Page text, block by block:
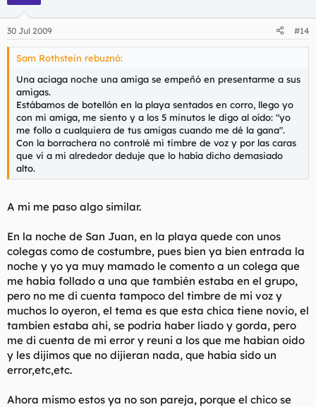
30 Jul 2009 #14
Sam Rothstein rebuznó:
Una aciaga noche una amiga se empeñó en presentarme a sus
amigas.
Estábamos de botellón en la playa sentados en corro, llego yo
con mi amiga, me siento y a los 5 minutos le digo al oído: "yo
me follo a cualquiera de tus amigas cuando me dé la gana".
Con la borrachera no controlé mi timbre de voz y por las caras
que vi a mi alrededor deduje que lo había dicho demasiado
alto.
A mi me paso algo similar.
En la noche de San Juan, en la playa quede con unos
colegas como de costumbre, pues bien ya bien entrada la
noche y yo ya muy mamado le comento a un colega que
me habia follado a una que también estaba en el grupo,
pero no me di cuenta tampoco del timbre de mi voz y
muchos lo oyeron, el tema es que esta chica tiene novio, el
tambien estaba ahi, se podria haber liado y gorda, pero
me di cuenta de mi error y reuni a los que me habian oido
y les dijimos que no dijieran nada, que habia sido un
error,etc,etc.
Ahora mismo estos ya no son pareja, porque el chico se